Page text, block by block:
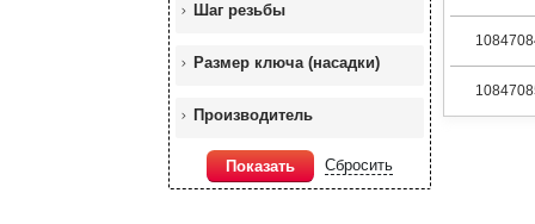
Шаг резьбы
Размер ключа (насадки)
Производитель
Показать Сбросить